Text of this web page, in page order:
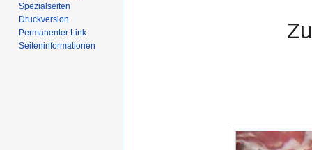
Spezialseiten
Druckversion
Permanenter Link
Seiten­informationen